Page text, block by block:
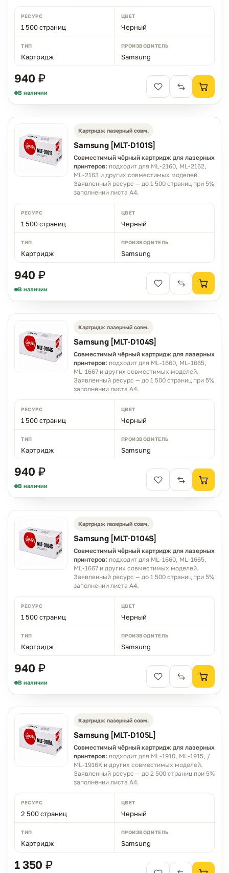
РЕСУРС
1 500 страниц
ЦВЕТ
Черный
ТИП
Картридж
ПРОИЗВОДИТЕЛЬ
Samsung
940 ₽
В наличии
Картридж лазерный совм.
Samsung [MLT-D101S]
Совместимый чёрный картридж для лазерных
принтеров: подходит для ML-2160, ML-2162,
ML-2163 и других совместимых моделей.
Заявленный ресурс — до 1 500 страниц при 5%
заполнении листа A4.
РЕСУРС
1 500 страниц
ЦВЕТ
Черный
ТИП
Картридж
ПРОИЗВОДИТЕЛЬ
Samsung
940 ₽
В наличии
Картридж лазерный совм.
Samsung [MLT-D104S]
Совместимый чёрный картридж для лазерных
принтеров: подходит для ML-1660, ML-1665,
ML-1667 и других совместимых моделей.
Заявленный ресурс — до 1 500 страниц при 5%
заполнении листа A4.
РЕСУРС
1 500 страниц
ЦВЕТ
Черный
ТИП
Картридж
ПРОИЗВОДИТЕЛЬ
Samsung
940 ₽
В наличии
Картридж лазерный совм.
Samsung [MLT-D104S]
Совместимый чёрный картридж для лазерных
принтеров: подходит для ML-1660, ML-1665,
ML-1667 и других совместимых моделей.
Заявленный ресурс — до 1 500 страниц при 5%
заполнении листа A4.
РЕСУРС
1 500 страниц
ЦВЕТ
Черный
ТИП
Картридж
ПРОИЗВОДИТЕЛЬ
Samsung
940 ₽
В наличии
Картридж лазерный совм.
Samsung [MLT-D105L]
Совместимый чёрный картридж для лазерных
принтеров: подходит для ML-1910, ML-1915, /
ML-1916K и других совместимых моделей.
Заявленный ресурс — до 2 500 страниц при 5%
заполнении листа A4.
РЕСУРС
2 500 страниц
ЦВЕТ
Черный
ТИП
Картридж
ПРОИЗВОДИТЕЛЬ
Samsung
1 350 ₽